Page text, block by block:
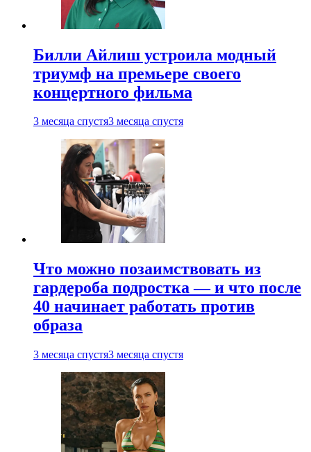
Билли Айлиш устроила модный
триумф на премьере своего
концертного фильма
3 месяца спустя3 месяца спустя
Что можно позаимствовать из
гардероба подростка — и что после
40 начинает работать против
образа
3 месяца спустя3 месяца спустя